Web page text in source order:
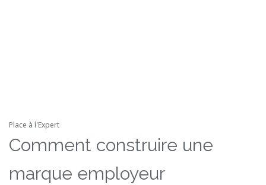
Place à l'Expert
Comment construire une
marque employeur